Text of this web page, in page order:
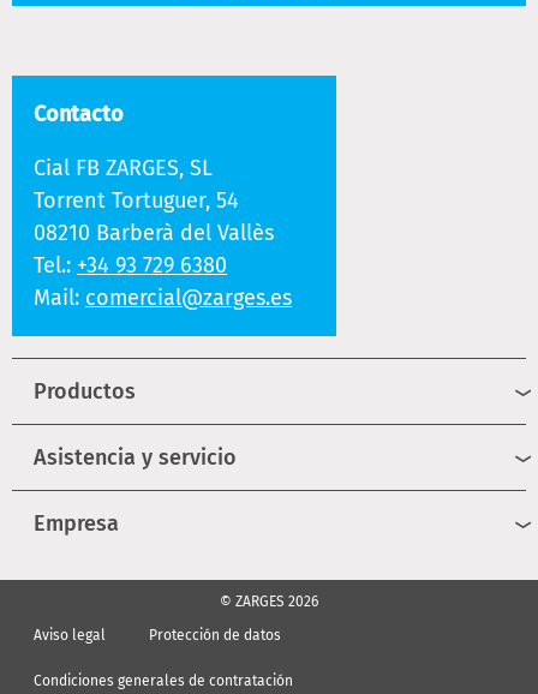
Contacto
Cial FB ZARGES, SL
Torrent Tortuguer, 54
08210 Barberà del Vallès
Tel.: +34 93 729 6380
Mail: comercial@zarges.es
Productos
Asistencia y servicio
Empresa
© ZARGES 2026
Aviso legal
Protección de datos
Condiciones generales de contratación